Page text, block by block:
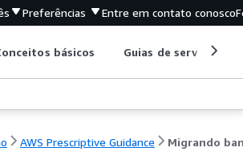
Preferências Entre em contato conosco
básicos Guias de serviço
AWS Prescriptive Guidance